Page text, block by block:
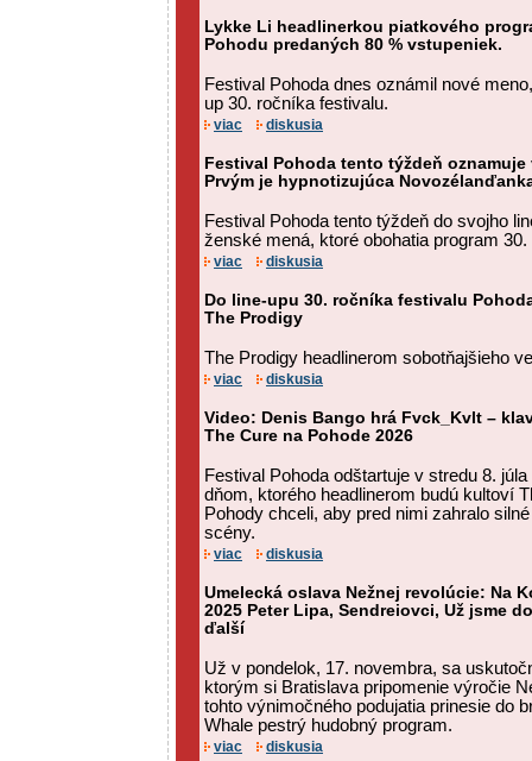
Lykke Li headlinerkou piatkového
Pohodu predaných 80 % vstupeniek.
Festival Pohoda dnes oznámil nové
up 30. ročníka festivalu.
viac diskusia
Festival Pohoda tento týždeň oznamuje
Prvým je hypnotizujúca
Festival Pohoda tento týždeň do svojho
ženské mená, ktoré obohatia program
viac diskusia
Do line-upu 30. ročníka festivalu
The Prodigy
The Prodigy headlinerom sobotňajšieho
viac diskusia
Video: Denis Bango hrá Fvck_Kvlt –
The Cure na Pohode 2026
Festival Pohoda odštartuje v stredu 8.
dňom, ktorého headlinerom budú kultoví
Pohody chceli, aby pred nimi zahralo
scény.
viac diskusia
Umelecká oslava Nežnej revolúcie: Na
2025 Peter Lipa, Sendreiovci, Už jsme
ďalší
Už v pondelok, 17. novembra, sa
ktorým si Bratislava pripomenie výročie
tohto výnimočného podujatia prinesie do
Whale pestrý hudobný program.
viac diskusia